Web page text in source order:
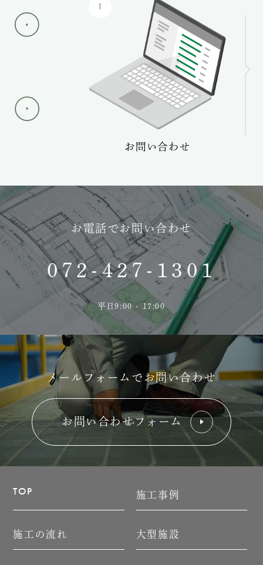
1
お問い合わせ
お電話でお問い合わせ
072-427-1301
平日9:00 - 17:00
メールフォームでお問い合わせ
お問い合わせフォーム
TOP 施工事例
施工の流れ 大型施設